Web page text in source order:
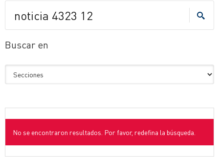
Buscar en
No se encontraron resultados. Por favor, redefina la búsqueda.